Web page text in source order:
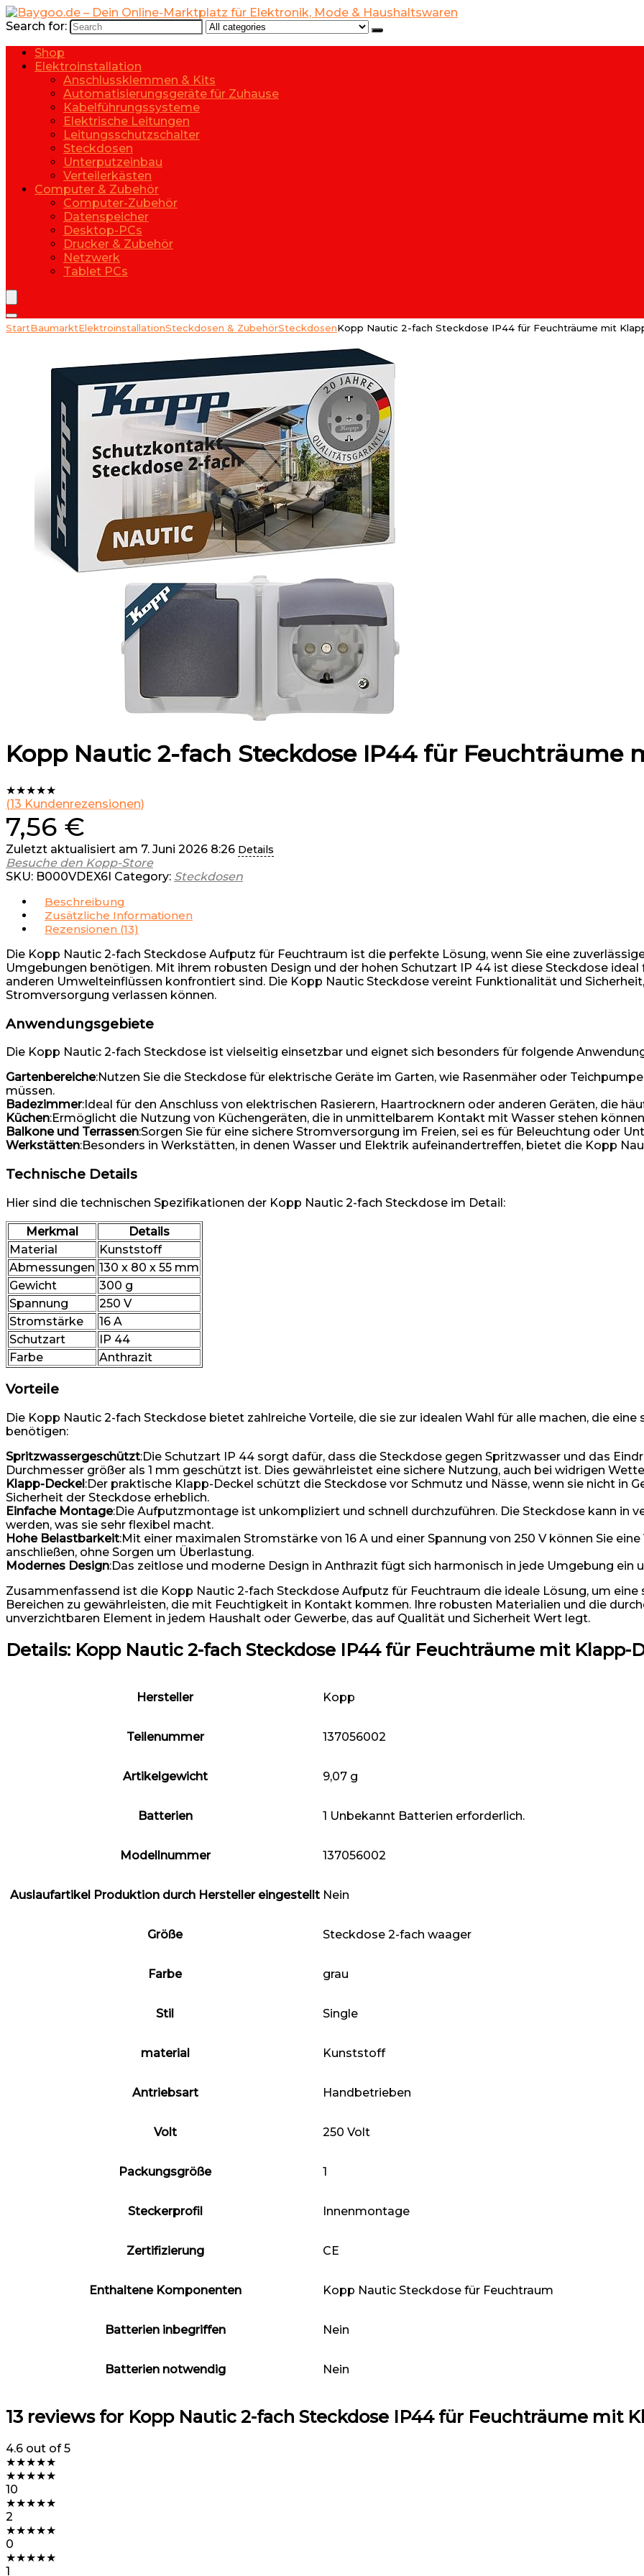
Search for:
Shop
Elektroinstallation
Anschlussklemmen & Kits
Automatisierungsgeräte für Zuhause
Kabelführungssysteme
Elektrische Leitungen
Leitungsschutzschalter
Steckdosen
Unterputzeinbau
Verteilerkästen
Computer & Zubehör
Computer-Zubehör
Datenspeicher
Desktop-PCs
Drucker & Zubehör
Netzwerk
Tablet PCs
StartBaumarktElektroinstallationSteckdosen & ZubehörSteckdosenKopp Nautic 2-fach Steckdose IP44 für Feuchträume mit
Kopp Nautic 2-fach Steckdose IP44 für Feuchträume
★★★★★
(13 Kundenrezensionen)
7,56 €
Zuletzt aktualisiert am 7. Juni 2026 8:26 Details
Besuche den Kopp-Store
SKU: B000VDEX6I Category: Steckdosen
Beschreibung
Zusätzliche Informationen
Rezensionen (13)
Die Kopp Nautic 2-fach Steckdose Aufputz für Feuchtraum ist die perfekte Lösung, wenn Sie eine
Umgebungen benötigen. Mit ihrem robusten Design und der hohen Schutzart IP 44 ist diese Steckdose
anderen Umwelteinflüssen konfrontiert sind. Die Kopp Nautic Steckdose vereint Funktionalität und
Stromversorgung verlassen können.
Anwendungsgebiete
Die Kopp Nautic 2-fach Steckdose ist vielseitig einsetzbar und eignet sich besonders für folgende
Gartenbereiche:Nutzen Sie die Steckdose für elektrische Geräte im Garten, wie Rasenmäher oder
müssen.
Badezimmer:Ideal für den Anschluss von elektrischen Rasierern, Haartrocknern oder anderen Geräten, die
Küchen:Ermöglicht die Nutzung von Küchengeräten, die in unmittelbarem Kontakt mit Wasser stehen
Balkone und Terrassen:Sorgen Sie für eine sichere Stromversorgung im Freien, sei es für Beleuchtung oder
Werkstätten:Besonders in Werkstätten, in denen Wasser und Elektrik aufeinandertreffen, bietet die Kopp
Technische Details
Hier sind die technischen Spezifikationen der Kopp Nautic 2-fach Steckdose im Detail:
Merkmal
Details
Material
Kunststoff
Abmessungen 130 x 80 x 55 mm
Gewicht
300 g
Spannung
250 V
Stromstärke
16 A
Schutzart
IP 44
Farbe
Anthrazit
Vorteile
Die Kopp Nautic 2-fach Steckdose bietet zahlreiche Vorteile, die sie zur idealen Wahl für alle machen, die
benötigen:
Spritzwassergeschützt:Die Schutzart IP 44 sorgt dafür, dass die Steckdose gegen Spritzwasser und das
Durchmesser größer als 1 mm geschützt ist. Dies gewährleistet eine sichere Nutzung, auch bei widrigen
Klapp-Deckel :Der praktische Klapp-Deckel schützt die Steckdose vor Schmutz und Nässe, wenn sie nicht in
Sicherheit der Steckdose erheblich.
Einfache Montage:Die Aufputzmontage ist unkompliziert und schnell durchzuführen. Die Steckdose kann in
werden, was sie sehr flexibel macht.
Hohe Belastbarkeit:Mit einer maximalen Stromstärke von 16 A und einer Spannung von 250 V können Sie
anschließen, ohne Sorgen um Überlastung.
Modernes Design:Das zeitlose und moderne Design in Anthrazit fügt sich harmonisch in jede Umgebung ein
Zusammenfassend ist die Kopp Nautic 2-fach Steckdose Aufputz für Feuchtraum die ideale Lösung, um
Bereichen zu gewährleisten, die mit Feuchtigkeit in Kontakt kommen. Ihre robusten Materialien und die
unverzichtbaren Element in jedem Haushalt oder Gewerbe, das auf Qualität und Sicherheit Wert legt.
Details: Kopp Nautic 2-fach Steckdose IP44 für Feuchträume mit Klapp-
Hersteller ‎Kopp
Teilenummer ‎137056002
Artikelgewicht ‎9,07 g
Batterien ‎1 Unbekannt Batterien erforderlich.
Modellnummer ‎137056002
Auslaufartikel Produktion durch Hersteller eingestellt ‎Nein
Größe ‎Steckdose 2-fach waager
Farbe ‎grau
Stil ‎Single
material ‎Kunststoff
Antriebsart ‎Handbetrieben
Volt ‎250 Volt
Packungsgröße ‎1
Steckerprofil ‎Innenmontage
Zertifizierung ‎CE
Enthaltene Komponenten ‎Kopp Nautic Steckdose für Feuchtraum
Batterien inbegriffen ‎Nein
Batterien notwendig ‎Nein
13 reviews for Kopp Nautic 2-fach Steckdose IP44 für Feuchträume mit
4.6 out of 5
★★★★★
★★★★★
10
★★★★★
2
★★★★★
0
★★★★★
1